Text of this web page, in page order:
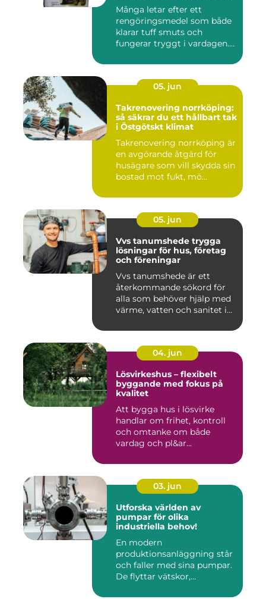
Många letar efter ett
rengöringsmedel som både
klarar tuff smuts och
fungerar tryggt i vardagen.
05. jun
Takrenovering norrköping:
så säkrar du ett hållbart tak
i Östgötskt klimat
Takrenovering norrköping är
en avgörande åtgärd för
husägare som vill skydda sin
bostad mot fukt, mö...
05. jun
Vvs tanumshede trygga
lösningar för hus, företag
och föreningar
Vvs tanumshede är ett
återkommande sökord för
alla som behöver hjälp med
värme, vatten och sanitet i...
04. jun
Lösvirkeshus – flexibelt
byggande med fokus på
kvalitet
Att bygga hus i lösvirke
handlar om frihet, kontroll
och omtanke om både
vardag och pl&ar...
03. jun
Utforska världen av
pumpar för olika
industriella behov!
En modern
produktionsanläggning står
och faller med sina pumpar.
De flyttar vätskor,...